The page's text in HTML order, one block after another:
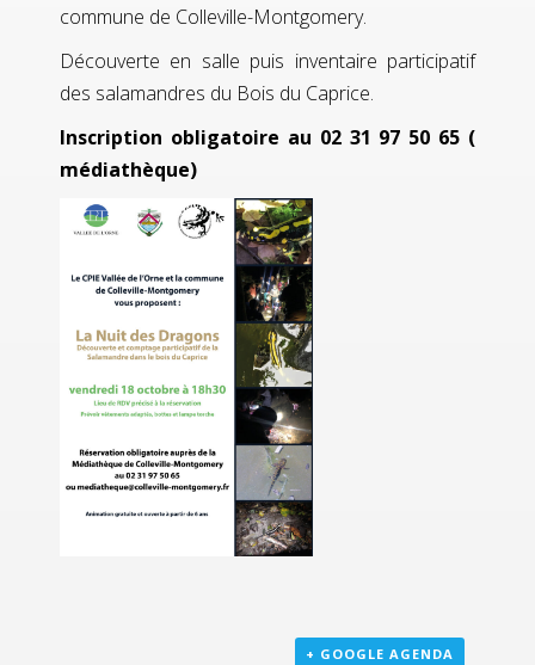
commune de Colleville-Montgomery.
Découverte en salle puis inventaire participatif
des salamandres du Bois du Caprice.
Inscription obligatoire au 02 31 97 50 65 (
médiathèque)
+ GOOGLE AGENDA